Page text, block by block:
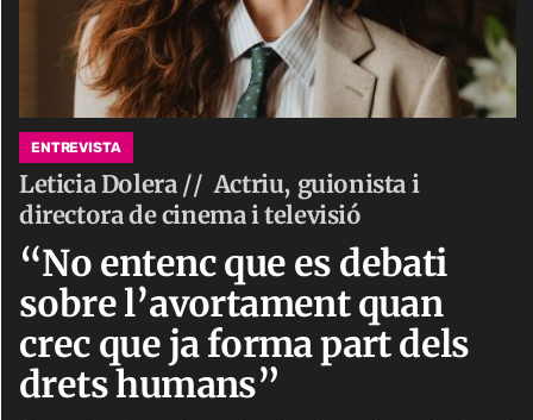
ENTREVISTA
Leticia Dolera // Actriu, guionista i
directora de cinema i televisió
“No entenc que es debati
sobre l’avortament quan
crec que ja forma part dels
drets humans”